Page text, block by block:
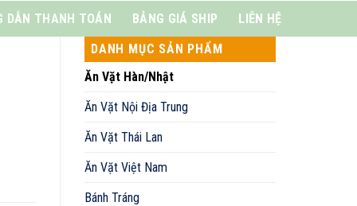
DẪN THANH TOÁN BẢNG GIÁ SHIP
LIÊN HỆ
DANH MỤC SẢN PHẨM
Ăn Vặt Hàn/Nhật
Ăn Vặt Nội Địa Trung
Ăn Vặt Thái Lan
Ăn Vặt Việt Nam
Bánh Tráng